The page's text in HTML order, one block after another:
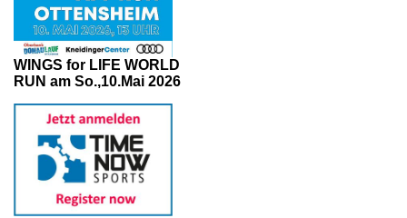
WINGS for LIFE WORLD
RUN am So.,10.Mai 2026